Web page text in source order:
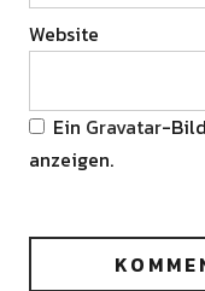
Website
Ein Gravatar-
anzeigen.